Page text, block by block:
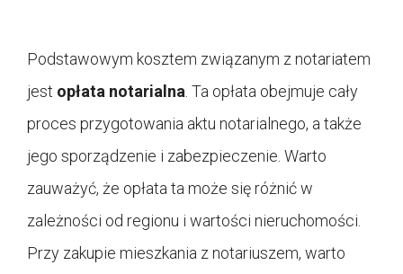
Podstawowym kosztem związanym z notariatem
jest opłata notarialna . Ta opłata obejmuje cały
proces przygotowania aktu notarialnego, a także
jego sporządzenie i zabezpieczenie. Warto
zauważyć, że opłata ta może się różnić w
zależności od regionu i wartości nieruchomości.
Przy zakupie mieszkania z notariuszem, warto